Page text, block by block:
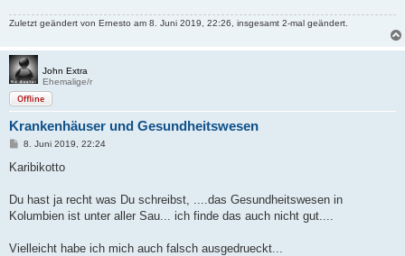
Zuletzt geändert von Ernesto am 8. Juni 2019, 22:26, insgesamt 2-mal geändert.
John Extra
Ehemalige/r
Offline
Krankenhäuser und Gesundheitswesen
B
i
a
8. Juni 2019, 22:24
Karibikotto
Du hast ja recht was Du schreibst, ....das Gesundheitswesen in
Kolumbien ist unter aller Sau... ich finde das auch nicht gut....
Vielleicht habe ich mich auch falsch ausgedrueckt...